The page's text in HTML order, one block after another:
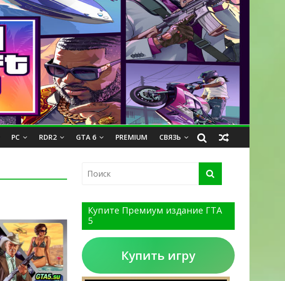
PC RDR2 GTA 6 PREMIUM СВЯЗЬ
Купите Премиум издание ГТА
5
Купить игру